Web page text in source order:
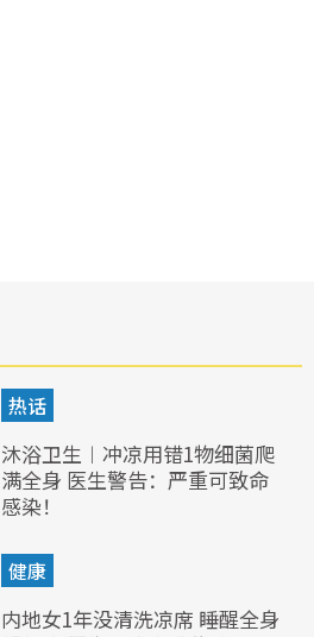
热话
沐浴卫生︱冲凉用错1物细菌爬
满全身 医生警告：严重可致命
感染！
健康
内地女1年没清洗凉席 睡醒全身